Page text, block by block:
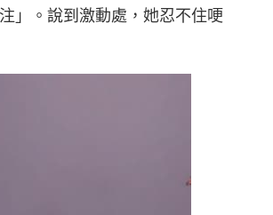
」。說到激動處，她忍不住哽